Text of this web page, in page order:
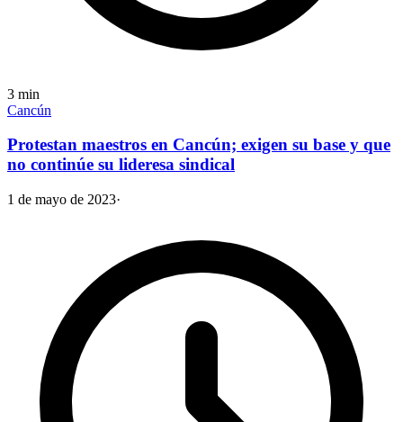
3 min
Cancún
Protestan maestros en Cancún; exigen su base y que
no continúe su lideresa sindical
1 de mayo de 2023·